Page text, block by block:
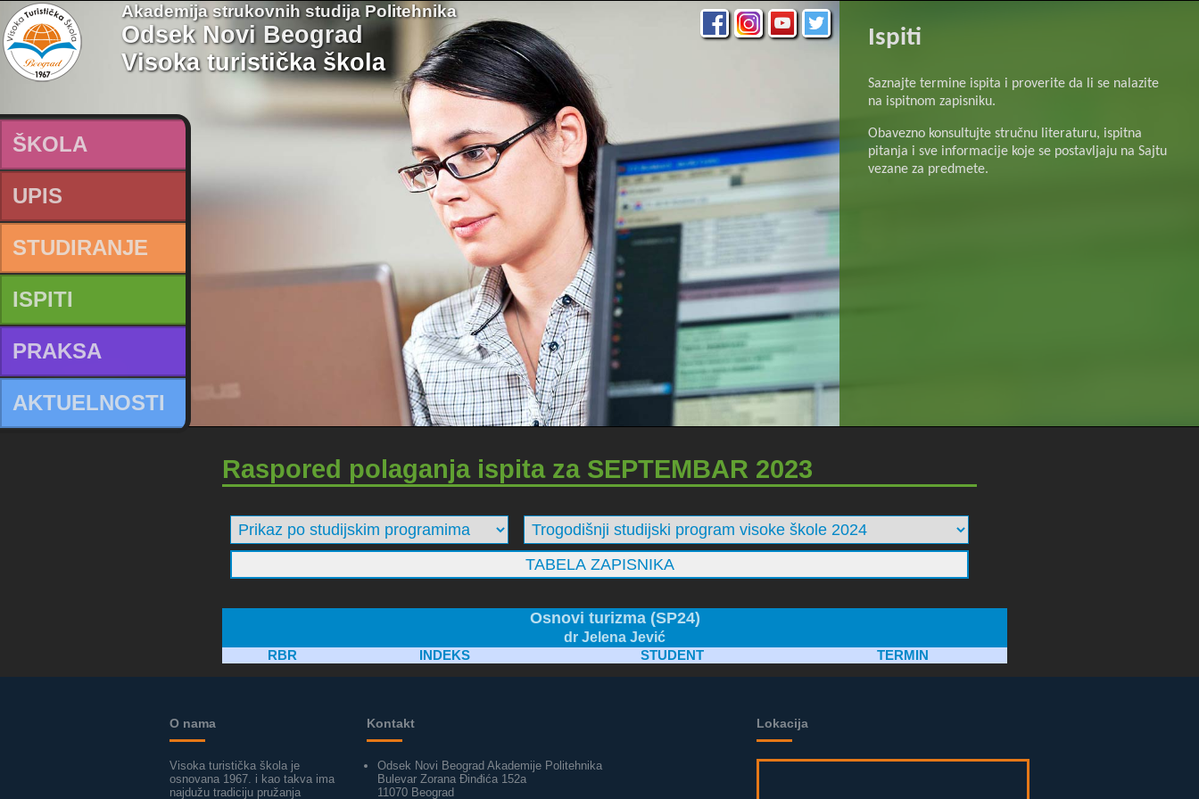
Akademija strukovnih studija Politehnika
Odsek Novi Beograd
Visoka turistička škola
Ispiti
Saznajte termine ispita i proverite da li se nalazite
na ispitnom zapisniku.
Obavezno konsultujte stručnu literaturu, ispitna
pitanja i sve informacije koje se postavljaju na Sajtu
vezane za predmete.
ŠKOLA
UPIS
STUDIRANJE
ISPITI
PRAKSA
AKTUELNOSTI
Raspored polaganja ispita za SEPTEMBAR 2023
Osnovi turizma (SP24)
dr Jelena Jević
RBR INDEKS STUDENT TERMIN
O nama
Visoka turistička škola je
osnovana 1967. i kao takva ima
najdužu tradiciju pružanja
Kontakt
Odsek Novi Beograd Akademije Politehnika
Bulevar Zorana Đinđića 152a
11070 Beograd
Lokacija